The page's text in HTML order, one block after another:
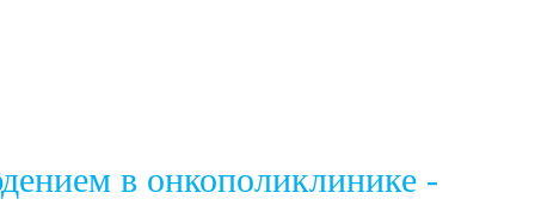
в онкополиклинике -